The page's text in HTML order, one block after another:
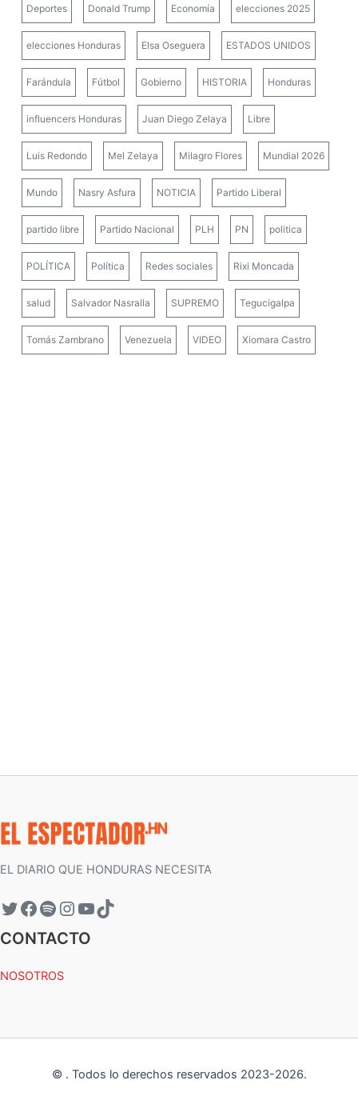
elecciones Honduras Elsa Oseguera ESTADOS UNIDOS
Farándula Fútbol Gobierno HISTORIA Honduras
influencers Honduras Juan Diego Zelaya Libre
Luis Redondo Mel Zelaya Milagro Flores Mundial 2026
Mundo Nasry Asfura NOTICIA Partido Liberal
partido libre Partido Nacional PN politica
POLÍTICA Política Redes sociales Rixi Moncada
salud Salvador Nasralla SUPREMO Tegucigalpa
Tomás Zambrano Venezuela VIDEO Xiomara Castro
EL DIARIO QUE HONDURAS NECESITA
CONTACTO
NOSOTROS
©.Todos lo derechos reservados 2023-2026.